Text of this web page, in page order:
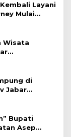
Layani
Mulai
Wisata
di
Jabar
Bupati
Asep